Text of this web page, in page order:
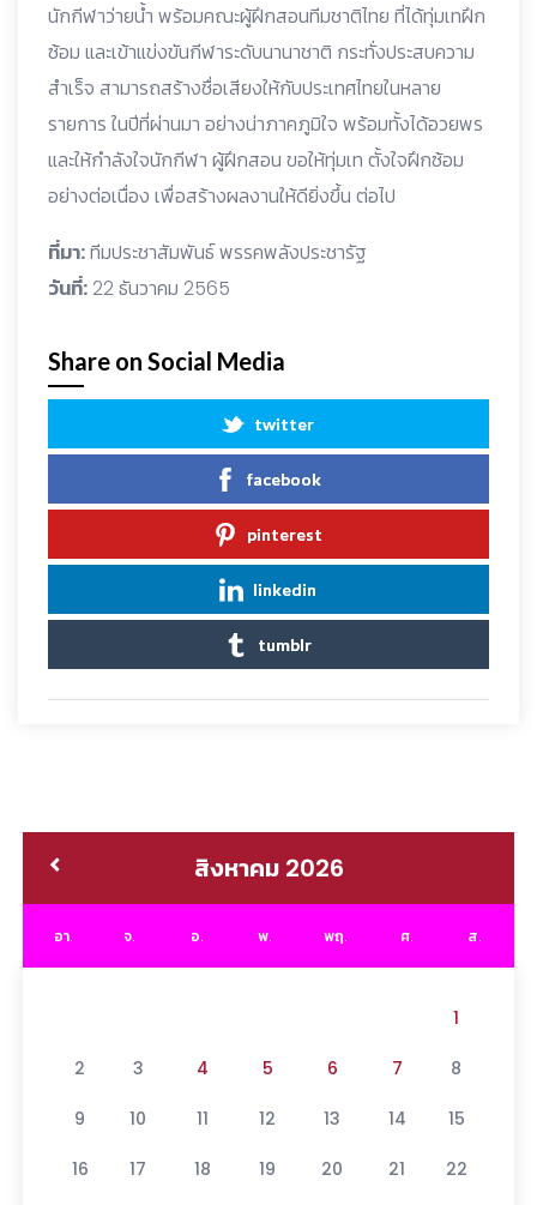
นักกีฬาว่ายน้ำ พร้อมคณะผู้ฝึกสอนทีมชาติไทย ที่ได้ทุ่มเทฝึก
ซ้อม และเข้าแข่งขันกีฬาระดับนานาชาติ กระทั่งประสบความ
สำเร็จ สามารถสร้างชื่อเสียงให้กับประเทศไทยในหลาย
รายการ ในปีที่ผ่านมา อย่างน่าภาคภูมิใจ พร้อมทั้งได้อวยพร
และให้กำลังใจนักกีฬา ผู้ฝึกสอน ขอให้ทุ่มเท ตั้งใจฝึกซ้อม
อย่างต่อเนื่อง เพื่อสร้างผลงานให้ดียิ่งขึ้น ต่อไป
ที่มา:ทีมประชาสัมพันธ์ พรรคพลังประชารัฐ
วันที่: 22 ธันวาคม 2565
Share on Social Media
twitter
facebook
pinterest
linkedin
tumblr
สิงหาคม 2026
อา. จ. อ. พ. พฤ. ศ. ส.
1
2 3 4 5 6 7 8
9 10 11 12 13 14 15
16 17 18 19 20 21 22